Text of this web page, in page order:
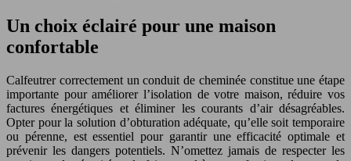
Un choix éclairé pour une maison
confortable
Calfeutrer correctement un conduit de cheminée constitue une étape
importante pour améliorer l’isolation de votre maison, réduire vos
factures énergétiques et éliminer les courants d’air désagréables.
Opter pour la solution d’obturation adéquate, qu’elle soit temporaire
ou pérenne, est essentiel pour garantir une efficacité optimale et
prévenir les dangers potentiels. N’omettez jamais de respecter les